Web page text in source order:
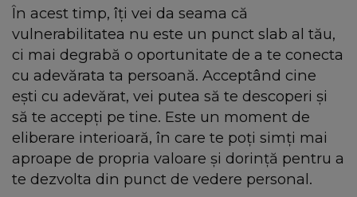
În acest timp, îți vei da seama că
vulnerabilitatea nu este un punct slab al tău,
ci mai degrabă o oportunitate de a te conecta
cu adevărata ta persoană. Acceptând cine
ești cu adevărat, vei putea să te descoperi și
să te accepți pe tine. Este un moment de
eliberare interioară, în care te poți simți mai
aproape de propria valoare și dorință pentru a
te dezvolta din punct de vedere personal.